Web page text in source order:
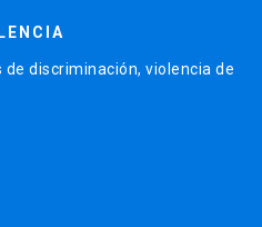
discriminación, violencia de